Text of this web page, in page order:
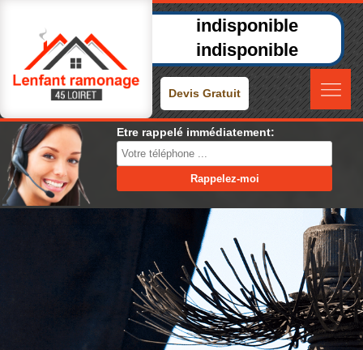
indisponible
indisponible
Devis Gratuit
Etre rappelé immédiatement: